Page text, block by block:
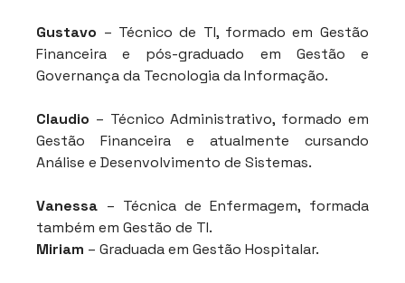
Gustavo – Técnico de TI, formado em Gestão
Financeira e pós-graduado em Gestão e
Governança da Tecnologia da Informação.
Claudio – Técnico Administrativo, formado em
Gestão Financeira e atualmente cursando
Análise e Desenvolvimento de Sistemas.
Vanessa – Técnica de Enfermagem, formada
também em Gestão de TI.
Miriam – Graduada em Gestão Hospitalar.